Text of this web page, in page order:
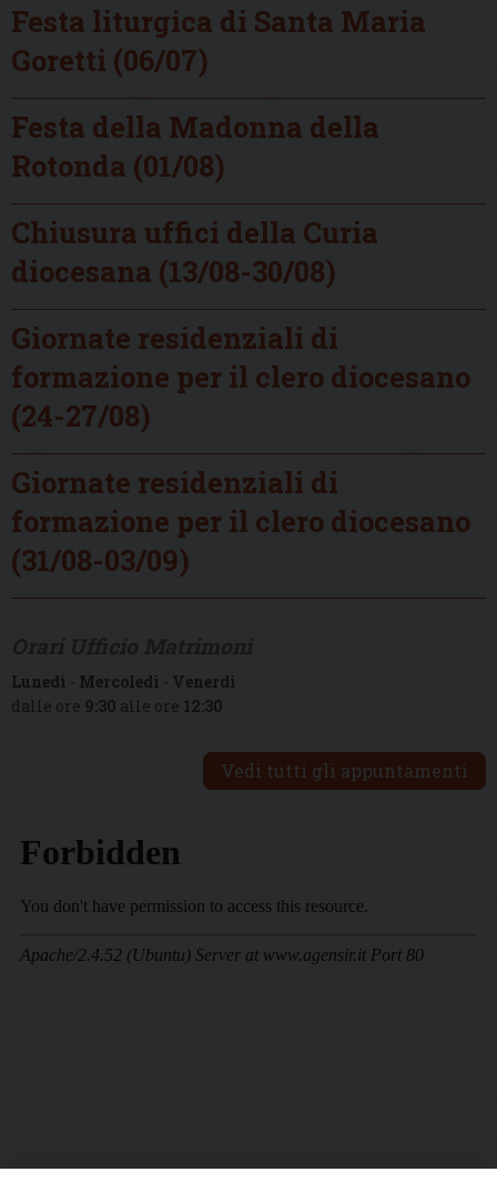
Festa liturgica di Santa Maria
Goretti (06/07)
Festa della Madonna della
Rotonda (01/08)
Chiusura uffici della Curia
diocesana (13/08-30/08)
Giornate residenziali di
formazione per il clero diocesano
(24-27/08)
Giornate residenziali di
formazione per il clero diocesano
(31/08-03/09)
Lunedì - Mercoledì - Venerdì
dalle ore 9:30 alle ore 12:30
Vedi tutti gli appuntamenti